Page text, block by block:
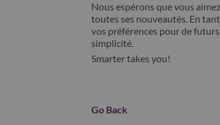
Nous espérons que vous
toutes ses nouveautés. En
vos préférences pour de
simplicité.
Smarter takes you!
Go Back